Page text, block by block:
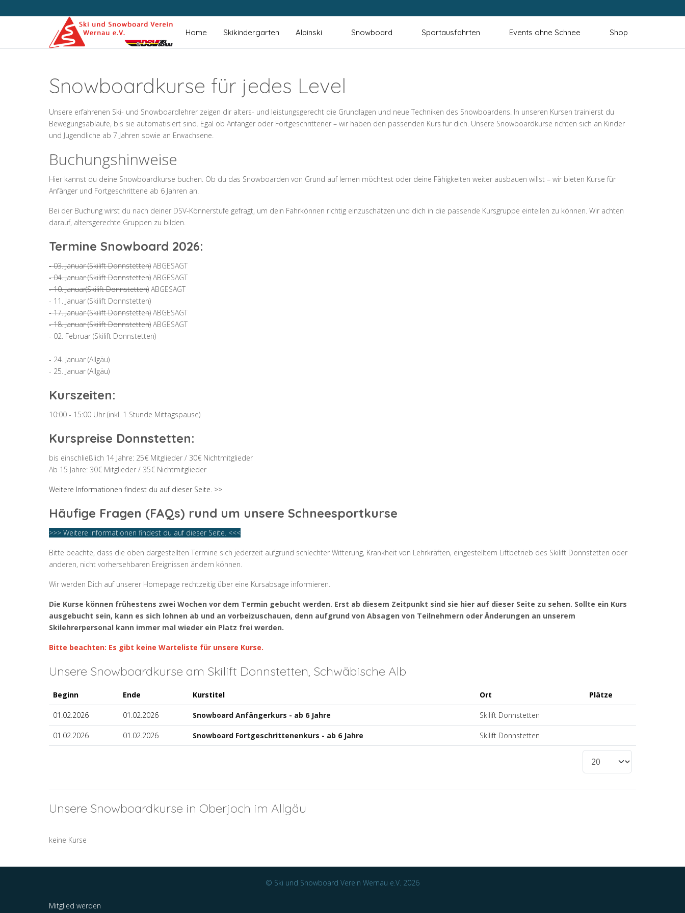
Home Skikindergarten Alpinski Snowboard Sportausfahrten Events ohne Schnee Shop
Snowboardkurse für jedes Level
Unsere erfahrenen Ski- und Snowboardlehrer zeigen dir alters- und leistungsgerecht die Grundlagen und neue Techniken des Snowboardens. In unseren Kursen trainierst du
Bewegungsabläufe, bis sie automatisiert sind. Egal ob Anfänger oder Fortgeschrittener – wir haben den passenden Kurs für dich. Unsere Snowboardkurse richten sich an Kinder
und Jugendliche ab 7 Jahren sowie an Erwachsene.
Buchungshinweise
Hier kannst du deine Snowboardkurse buchen. Ob du das Snowboarden von Grund auf lernen möchtest oder deine Fähigkeiten weiter ausbauen willst – wir bieten Kurse für
Anfänger und Fortgeschrittene ab 6 Jahren an.
Bei der Buchung wirst du nach deiner DSV-Könnerstufe gefragt, um dein Fahrkönnen richtig einzuschätzen und dich in die passende Kursgruppe einteilen zu können. Wir achten
darauf, altersgerechte Gruppen zu bilden.
Termine Snowboard 2026:
- 03. Januar (Skilift Donnstetten) ABGESAGT
- 04. Januar (Skilift Donnstetten) ABGESAGT
- 10. Januar(Skilift Donnstetten) ABGESAGT
- 11. Januar (Skilift Donnstetten)
- 17. Januar (Skilift Donnstetten) ABGESAGT
- 18. Januar (Skilift Donnstetten) ABGESAGT
- 02. Februar (Skilift Donnstetten)
- 24. Januar (Allgäu)
- 25. Januar (Allgäu)
Kurszeiten:
10:00 - 15:00 Uhr (inkl. 1 Stunde Mittagspause)
Kurspreise Donnstetten:
bis einschließlich 14 Jahre: 25€ Mitglieder / 30€ Nichtmitglieder
Ab 15 Jahre: 30€ Mitglieder / 35€ Nichtmitglieder
Weitere Informationen findest du auf dieser Seite. >>
Häufige Fragen (FAQs) rund um unsere Schneesportkurse
>>> Weitere Informationen findest du auf dieser Seite. <<<
Bitte beachte, dass die oben dargestellten Termine sich jederzeit aufgrund schlechter Witterung, Krankheit von Lehrkräften, eingestelltem Liftbetrieb des Skilift Donnstetten oder
anderen, nicht vorhersehbaren Ereignissen ändern können.
Wir werden Dich auf unserer Homepage rechtzeitig über eine Kursabsage informieren.
Die Kurse können frühestens zwei Wochen vor dem Termin gebucht werden. Erst ab diesem Zeitpunkt sind sie hier auf dieser Seite zu sehen. Sollte ein Kurs
ausgebucht sein, kann es sich lohnen ab und an vorbeizuschauen, denn aufgrund von Absagen von Teilnehmern oder Änderungen an unserem
Skilehrerpersonal kann immer mal wieder ein Platz frei werden.
Bitte beachten: Es gibt keine Warteliste für unsere Kurse.
Unsere Snowboardkurse am Skilift Donnstetten, Schwäbische Alb
Beginn Ende Kurstitel Ort Plätze
01.02.2026 01.02.2026 Snowboard Anfängerkurs - ab 6 Jahre Skilift Donnstetten
01.02.2026 01.02.2026 Snowboard Fortgeschrittenenkurs - ab 6 Jahre Skilift Donnstetten
Unsere Snowboardkurse in Oberjoch im Allgäu
keine Kurse
© Ski und Snowboard Verein Wernau e.V. 2026
Mitglied werden